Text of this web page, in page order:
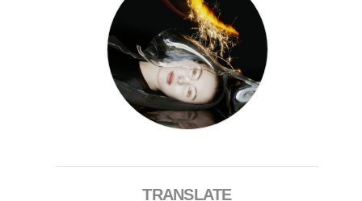
TRANSLATE